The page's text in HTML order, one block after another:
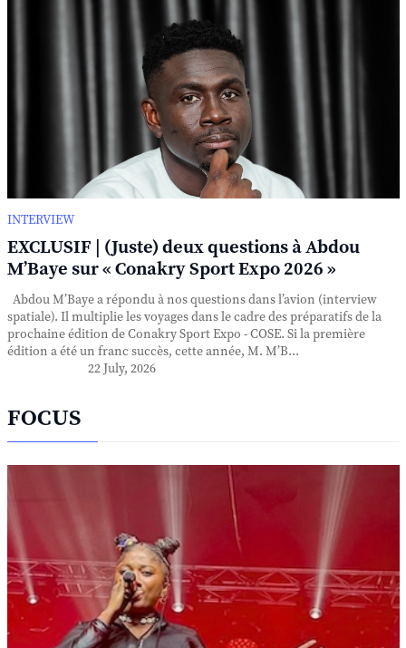
INTERVIEW
EXCLUSIF | (Juste) deux questions à Abdou
M’Baye sur « Conakry Sport Expo 2026 »
Abdou M’Baye a répondu à nos questions dans l’avion (interview
spatiale). Il multiplie les voyages dans le cadre des préparatifs de la
prochaine édition de Conakry Sport Expo - COSE. Si la première
édition a été un franc succès, cette année, M. M’B...
22 July, 2026
FOCUS